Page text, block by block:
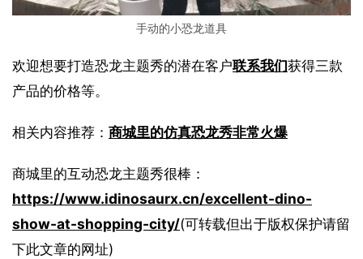
手动的小恐龙道具
欢迎想要打造恐龙主题秀的潜在客户联系我们获得三款
产品的价格等。
相关内容推荐： 商城里的仿真恐龙秀非常火爆
商城里的互动恐龙主题秀很棒：
https://www.idinosaurx.cn/excellent-dino-
show-at-shopping-city/(可转载但出于版权保护请留
下此文章的网址)